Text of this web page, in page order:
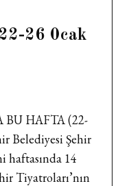
26 0cak
BU HAFTA (22-
Belediyesi Şehir
haftasında 14
Tiyatroları’nın